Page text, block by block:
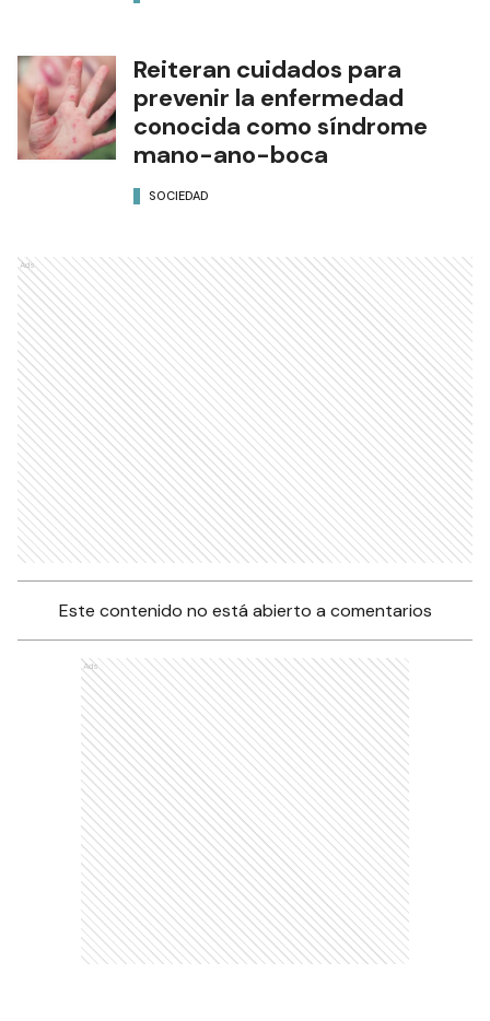
Reiteran cuidados para
prevenir la enfermedad
conocida como síndrome
mano-ano-boca
SOCIEDAD
Ads
Este contenido no está abierto a comentarios
Ads